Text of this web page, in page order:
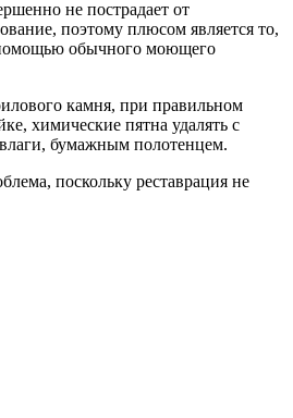
не пострадает от
поэтому плюсом является то,
помощью обычного моющего
камня, при правильном
химические пятна удалять с
бумажным полотенцем.
поскольку реставрация не